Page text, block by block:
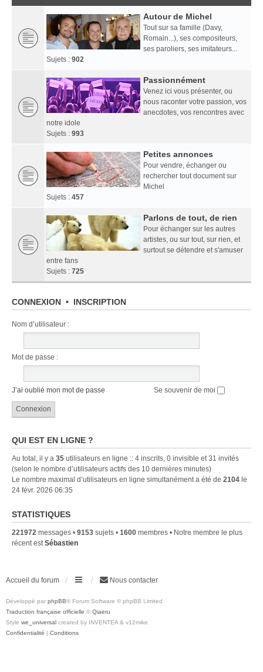
Autour de Michel
Tout sur sa famille (Davy,
Romain...), ses compositeurs,
ses paroliers, ses imitateurs...
Sujets : 902
Passionnément
Venez ici vous présenter, ou
nous raconter votre passion, vos
anecdotes, vos rencontres avec
notre idole
Sujets : 993
Petites annonces
Pour vendre, échanger ou
rechercher tout document sur
Michel
Sujets : 457
Parlons de tout, de rien
Pour échanger sur les autres
artistes, ou sur tout, sur rien, et
surtout se détendre et s'amuser
entre fans
Sujets : 725
CONNEXION • INSCRIPTION
Nom d’utilisateur :
Mot de passe :
J’ai oublié mon mot de passe Se souvenir de moi
QUI EST EN LIGNE ?
Au total, il y a 35 utilisateurs en ligne :: 4 inscrits, 0 invisible et 31 invités
(selon le nombre d’utilisateurs actifs des 10 dernières minutes)
Le nombre maximal d’utilisateurs en ligne simultanément a été de 2104 le
24 févr. 2026 06:35
STATISTIQUES
221972 messages • 9153 sujets • 1600 membres • Notre membre le plus
récent estSébastien
Accueil du forum Nous contacter
Développé par phpBB® Forum Software © phpBB Limited
Traduction française officielle © Qiaeru
Style we_universal created by INVENTEA & v12mike
Confidentialité | Conditions